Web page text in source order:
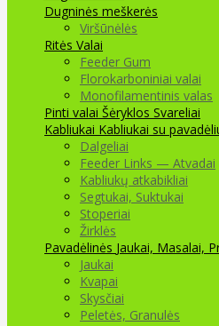
Dugninės meškerės
Viršūnėlės
Ritės Valai
Feeder Gum
Florokarboniniai valai
Monofilamentinis valas
Pinti valai Šėryklos Svareliai
Kabliukai Kabliukai su
Dalgeliai
Feeder Links — Atvadai
Kabliukų atkabikliai
Segtukai, Suktukai
Stoperiai
Žirklės
Pavadėlinės Jaukai, Masalai,
Jaukai
Kvapai
Skysčiai
Peletės, Granulės